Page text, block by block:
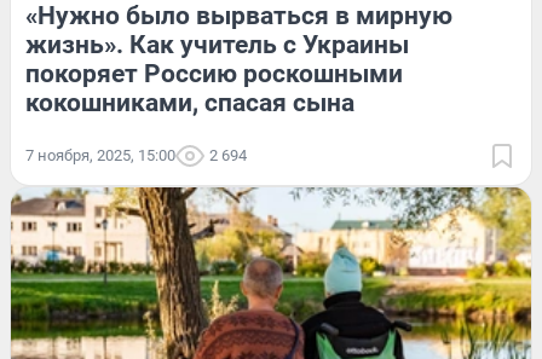
«Нужно было вырваться в мирную
жизнь». Как учитель с Украины
покоряет Россию роскошными
кокошниками, спасая сына
7 ноября, 2025, 15:00 2 694